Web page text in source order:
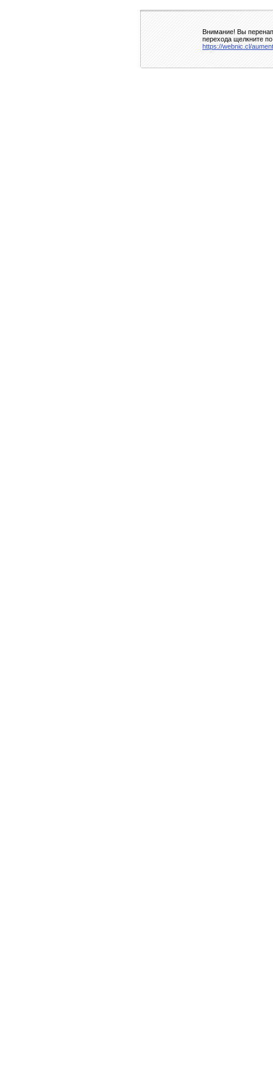
Внимание! Вы
перехода щелкните
https://webnic.cl/